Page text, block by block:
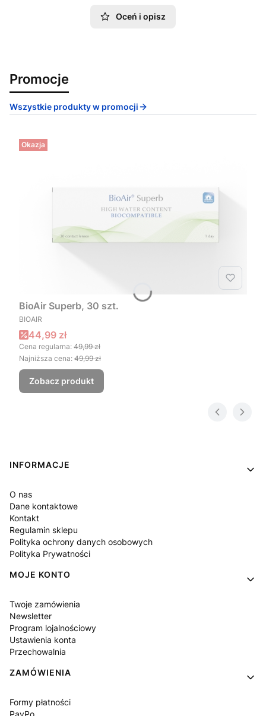
Oceń i opisz
Promocje
Wszystkie produkty w promocji
Okazja
BioAir Superb, 30 szt.
PRODUCENT
BIOAIR
Cena promocyjna
44,99 zł
Cena regularna: 49,99 zł
Najniższa cena: 49,99 zł
Zobacz produkt
Linki w stopce
INFORMACJE
O nas
Dane kontaktowe
Kontakt
Regulamin sklepu
Polityka ochrony danych osobowych
Polityka Prywatności
MOJE KONTO
Twoje zamówienia
Newsletter
Program lojalnościowy
Ustawienia konta
Przechowalnia
ZAMÓWIENIA
Formy płatności